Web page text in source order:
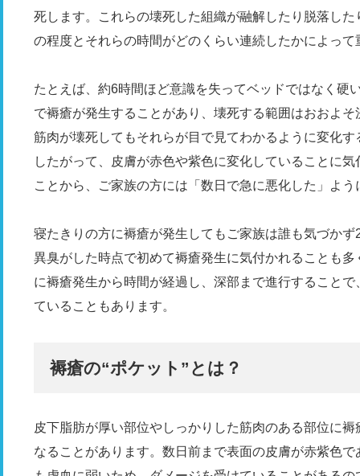
死します。これらの壊死した組織が融解したり脱落し
の程度とそれらの時間がどのくらい連続したかによっ
たとえば、約6時間ほど意識を失ってベッドではなく硬
で褥瘡が発生することがあり、壊死する範囲はおおよ
筋肉が壊死してもそれらが目で見てわかるように変化
したがって、皮膚が赤色や紫色に変化していることに
ことから、ご家族の方には「数日で急に悪化した」よ
寝たきりの方に褥瘡が発生してもご家族は誰も気づか
異臭がした時点で初めて褥瘡発生に気付かれることも
に褥瘡発生から時間が経過し、深部まで進行すること
ていることもあります。
褥瘡の“ポケット”とは？
皮下脂肪が厚い部位やしっかりした筋肉のある部位に
なることがあります。数日前まで表面の皮膚が赤紫色